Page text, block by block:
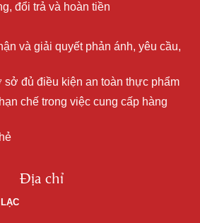
đổi trả và hoàn tiền
và giải quyết phản ánh, yêu cầu,
sở đủ điều kiện an toàn thực phẩm
chế trong việc cung cấp hàng
Địa chỉ